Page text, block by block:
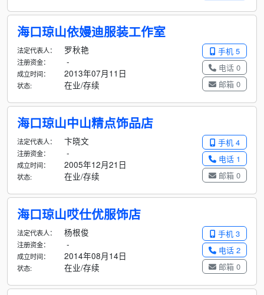
海口琼山依嫚迪服装工作室
手机 5
电话 0
邮箱 0
法定代表人： 罗秋艳
注册资金： -
成立时间： 2013年07月11日
状态: 在业/存续
海口琼山中山精点饰品店
手机 4
电话 1
邮箱 0
法定代表人： 卞晓文
注册资金： -
成立时间： 2005年12月21日
状态: 在业/存续
海口琼山哎仕优服饰店
手机 3
电话 2
邮箱 0
法定代表人： 杨根俊
注册资金： -
成立时间： 2014年08月14日
状态: 在业/存续